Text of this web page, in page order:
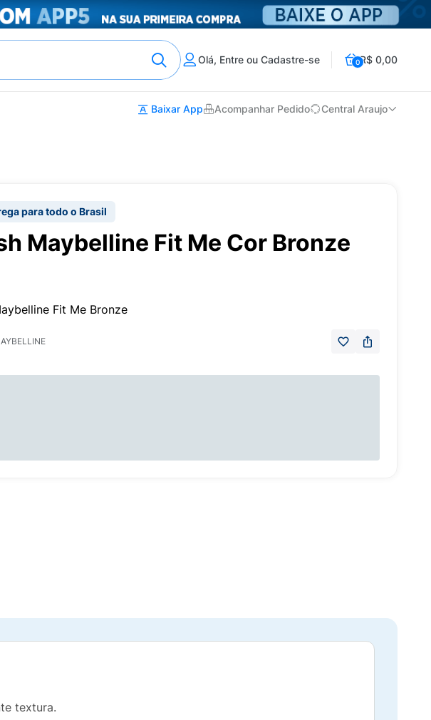
Olá, Entre ou Cadastre-se 0R$ 0,00
Baixar App Acompanhar Pedido Central Araujo
para todo o Brasil
Maybelline Fit Me Cor Bronze
Fit Me Bronze
textura.